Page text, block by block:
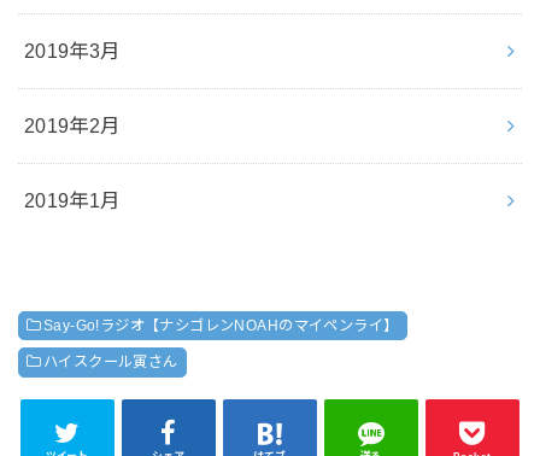
2019年3月
2019年2月
2019年1月
Say-Go!ラジオ【ナシゴレンNOAHのマイペンライ】
ハイスクール寅さん